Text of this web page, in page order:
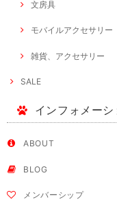
文房具
モバイルアクセサリー
雑貨、アクセサリー
SALE
インフォメーシ
ABOUT
BLOG
メンバーシップ